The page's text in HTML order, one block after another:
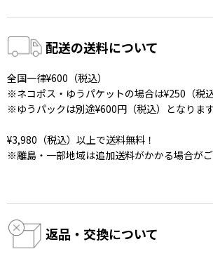
配送の送料について
全国一律¥600（税込）
※ネコポス・ゆうパケットの場合は¥250（税込
※ゆうパックは別途¥600円（税込）となります
¥3,980（税込）以上で送料無料！
※離島・一部地域は追加送料がかかる場合がご
返品・交換について